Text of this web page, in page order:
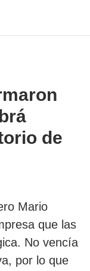
de
Mario
que las
No vencía
por lo que